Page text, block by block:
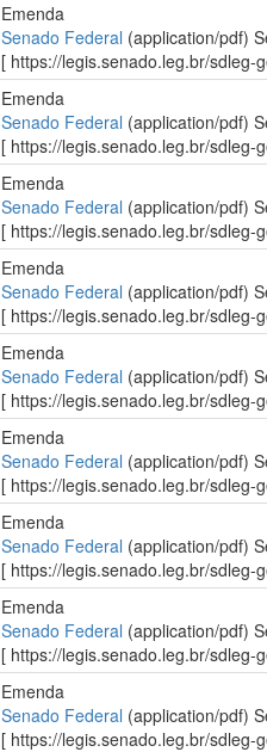
Emenda
Senado Federal (application/pdf)
[ https://legis.senado.leg.br/sdleg-
Emenda
Senado Federal (application/pdf)
[ https://legis.senado.leg.br/sdleg-
Emenda
Senado Federal (application/pdf)
[ https://legis.senado.leg.br/sdleg-
Emenda
Senado Federal (application/pdf)
[ https://legis.senado.leg.br/sdleg-
Emenda
Senado Federal (application/pdf)
[ https://legis.senado.leg.br/sdleg-
Emenda
Senado Federal (application/pdf)
[ https://legis.senado.leg.br/sdleg-
Emenda
Senado Federal (application/pdf)
[ https://legis.senado.leg.br/sdleg-
Emenda
Senado Federal (application/pdf)
[ https://legis.senado.leg.br/sdleg-
Emenda
Senado Federal (application/pdf)
[ https://legis.senado.leg.br/sdleg-